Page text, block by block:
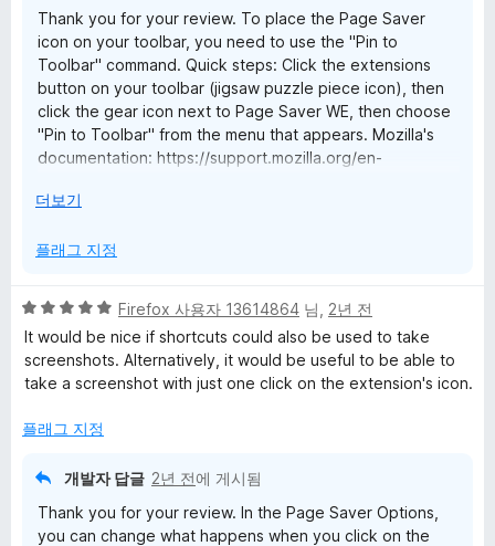
Thank you for your review. To place the Page Saver
icon on your toolbar, you need to use the "Pin to
Toolbar" command. Quick steps: Click the extensions
button on your toolbar (jigsaw puzzle piece icon), then
click the gear icon next to Page Saver WE, then choose
"Pin to Toolbar" from the menu that appears. Mozilla's
documentation: https://support.mozilla.org/en-
눌
서
더보기
플래그 지정
5
점
만
점
5
Firefox 사용자 13614864 님, 2년 전
It would be nice if shortcuts could also be used to take
screenshots. Alternatively, it would be useful to be able to
take a screenshot with just one click on the extension's icon.
플래그 지정
개발자 답글 2년 전에 게시됨
Thank you for your review. In the Page Saver Options,
you can change what happens when you click on the